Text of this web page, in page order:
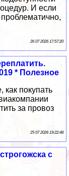
И если
26 07 2026 17:57:20
* Полезное
как покупать
за провоз
25 07 2026 19:22:48
с